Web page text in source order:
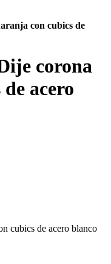
con cubics de
corona
acero
cubics de acero blanco